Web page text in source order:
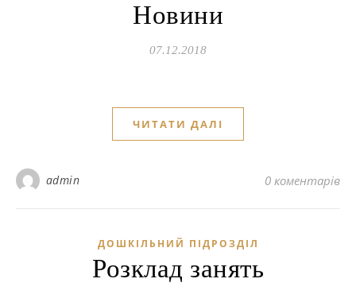
Новини
07.12.2018
ЧИТАТИ ДАЛІ
admin 0 коментарів
ДОШКІЛЬНИЙ ПІДРОЗДІЛ
Розклад занять